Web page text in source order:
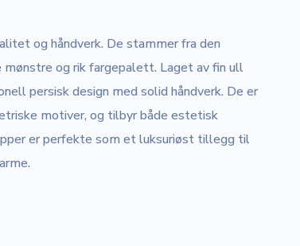
og håndverk. De stammer fra den
og rik fargepalett. Laget av fin ull
persisk design med solid håndverk. De er
motiver, og tilbyr både estetisk
er perfekte som et luksuriøst tillegg til